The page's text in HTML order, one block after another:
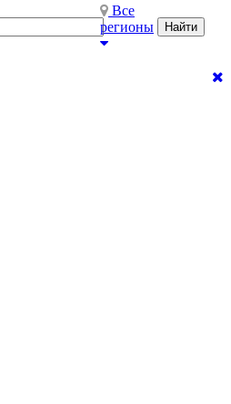
Все
регионы
Найти